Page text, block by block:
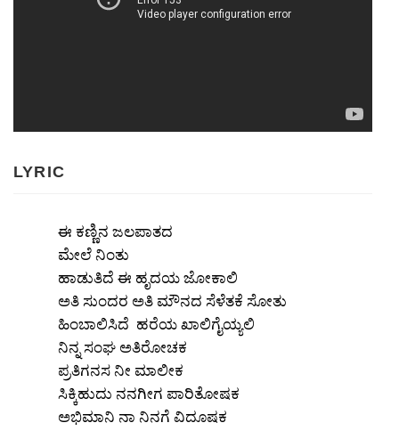
LYRIC
ಈ ಕಣ್ಣಿನ ಜಲಪಾತದ
ಮೇಲೆ ನಿಂತು
ಹಾಡುತಿದೆ ಈ ಹೃದಯ ಜೋಕಾಲಿ
ಅತಿ ಸುಂದರ ಅತಿ ಮೌನದ ಸೆಳೆತಕೆ ಸೋತು
ಹಿಂಬಾಲಿಸಿದೆ ಹರೆಯ ಖಾಲಿಗೈಯ್ಯಲಿ
ನಿನ್ನ ಸಂಘ ಅತಿರೋಚಕ
ಪ್ರತಿಗನಸ ನೀ ಮಾಲೀಕ
ಸಿಕ್ಕಿಹುದು ನನಗೀಗ ಪಾರಿತೋಷಕ
ಅಭಿಮಾನಿ ನಾ ನಿನಗೆ ವಿದೂಷಕ